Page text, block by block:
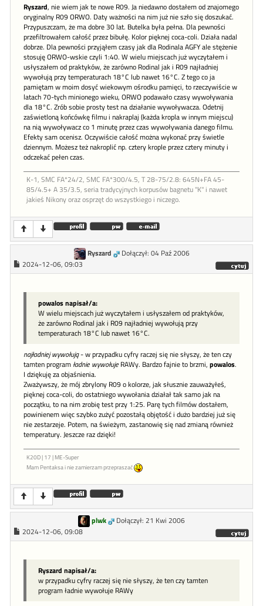
Ryszard, nie wiem jak te nowe R09. Ja niedawno dostałem od znajomego
oryginalny R09 ORWO. Daty ważności na nim już nie szło się doszukać.
Przypuszczam, że ma dobre 30 lat. Butelka była pełna. Dla pewności
przefiltrowałem całość przez bibułę. Kolor pięknej coca-coli. Działa nadal
dobrze. Dla pewności przyjąłem czasy jak dla Rodinala AGFY ale stężenie
stosuję ORWO-wskie czyli 1:40. W wielu miejscach już wyczytałem i
usłyszałem od praktyków, że zarówno Rodinal jak i R09 najładniej
wywołują przy temperaturach 18°C lub nawet 16°C. Z tego co ja
pamiętam w moim dosyć wiekowym ośrodku pamięci, to rzeczywiście w
latach 70-tych minionego wieku, ORWO podawało czasy wywoływania
dla 18°C. Zrób sobie prosty test na działanie wywoływacza. Odetnij
zaświetloną końcówkę filmu i nakraplaj (każda kropla w innym miejscu)
na nią wywoływacz co 1 minutę przez czas wywoływania danego filmu.
Efekty sam ocenisz. Oczywiście całość można wykonać przy świetle
dziennym. Możesz też nakroplić np. cztery krople przez cztery minuty i
odczekać pełen czas.
K-1, SMC FA*24/2, SMC FA*300/4.5, T 28-75/2.8: 645N+FA 45-
85/4.5+ A 35/3.5, seria tradycyjnych korpusów bagnetu "K" i nawet
jakieś Nikony oraz osprzęt do wszystkiego i niczego.
Ryszard
Dołączył: 04 Paź 2006
2024-12-06, 09:03
powalos napisał/a:
W wielu miejscach już wyczytałem i usłyszałem od praktyków,
że zarówno Rodinal jak i R09 najładniej wywołują przy
temperaturach 18°C lub nawet 16°C.
najładniej wywołują- w przypadku cyfry raczej się nie słyszy, że ten czy
tamten program ładnie wywołuje RAWy. Bardzo fajnie to brzmi, powalos.
I dziękuję za objaśnienia.
Zważywszy, że mój zbrylony R09 o kolorze, jak słusznie zauważyłeś,
pięknej coca-coli, do ostatniego wywołania działał tak samo jak na
początku, to na nim zrobię test przy 1:25. Parę tych filmów dostałem,
powinienem więc szybko zużyć pozostałą objętość i dużo bardziej już się
nie zestarzeje. Potem, na świeżym, zastanowię się nad zmianą również
temperatury. Jeszcze raz dzięki!
K20D | 17 | ME-Super
Mam Pentaksa i nie zamierzam przepraszać
plwk
Dołączył: 21 Kwi 2006
2024-12-06, 09:08
Ryszard napisał/a:
w przypadku cyfry raczej się nie słyszy, że ten czy tamten
program ładnie wywołuje RAWy